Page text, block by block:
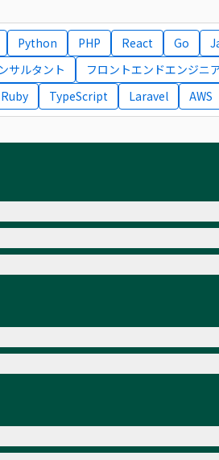
Python PHP React Go
サルタント
フロントエンドエンジニ
Ruby
TypeScript Laravel AWS